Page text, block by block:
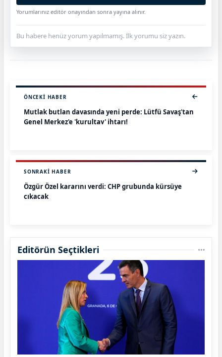
Yorumlarınız editör onayından sonra yayına alınır.
Bu habere henüz yorum yapılmamış. İlk yorumu siz yazın.
ÖNCEKI HABER
Mutlak butlan davasında yeni perde: Lütfü Savaş'tan
Genel Merkez'e 'kurultay' ihtarı!
SONRAKI HABER
Özgür Özel kararını verdi: CHP grubunda kürsüye
çıkacak
Editörün Seçtikleri